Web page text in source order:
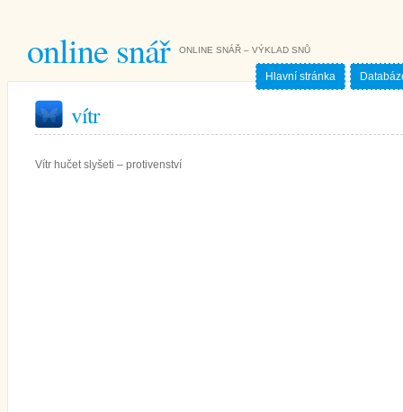
online snář ONLINE SNÁŘ – VÝKLAD SNŮ
Hlavní stránka
vítr
Vítr hučet slyšeti – protivenství